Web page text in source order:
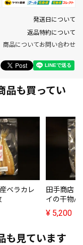
発送日について
返品特約について
商品についてお問い合わせ
品も買ってい
ベラカレ
田手商店
イの干物/
¥ 5,200
も見ています